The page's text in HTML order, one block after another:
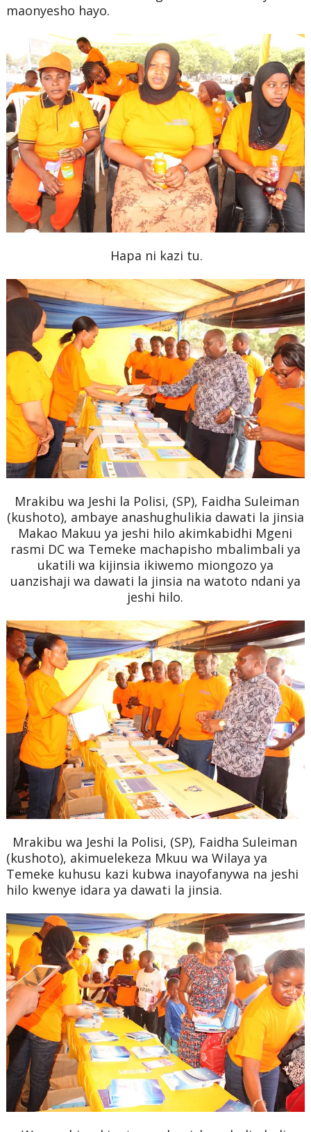
maonyesho hayo.
Hapa ni kazi tu.
Mrakibu wa Jeshi la Polisi, (SP), Faidha Suleiman
(kushoto), ambaye anashughulikia dawati la jinsia
Makao Makuu ya jeshi hilo akimkabidhi Mgeni
rasmi DC wa Temeke machapisho mbalimbali ya
ukatili wa kijinsia ikiwemo miongozo ya
uanzishaji wa dawati la jinsia na watoto ndani ya
jeshi hilo.
Mrakibu wa Jeshi la Polisi, (SP), Faidha Suleiman
(kushoto), akimuelekeza Mkuu wa Wilaya ya
Temeke kuhusu kazi kubwa inayofanywa na jeshi
hilo kwenye idara ya dawati la jinsia.